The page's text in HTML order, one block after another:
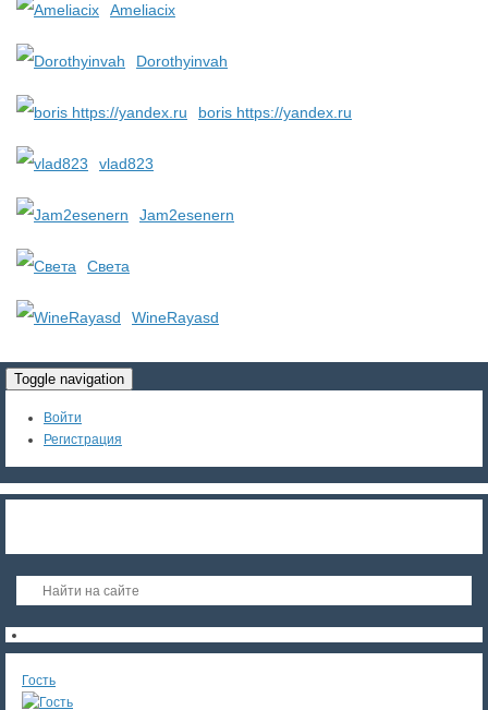
Ameliacix
Dorothyinvah
boris https://yandex.ru
vlad823
Jam2esenern
Света
WineRayasd
Toggle navigation
Войти
Регистрация
Гость